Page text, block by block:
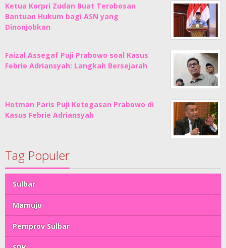
Ketua Korpri Zudan Buat Terobosan
Bantuan Hukum bagi ASN yang
Dinonjobkan
Faizal Assegaf Puji Prabowo soal Kasus
Febrie Adriansyah: Langkah Bersejarah
Hotman Paris Puji Ketegasan Prabowo di
Kasus Febrie Adriansyah
Tag Populer
Sulbar
Mamuju
Pemprov Sulbar